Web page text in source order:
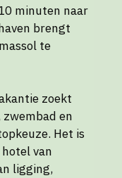
minuten naar
brengt
te
zoekt
en
Het is
van
ligging,